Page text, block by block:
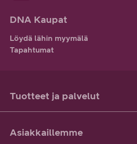
DNA Kaupat
Löydä lähin myymälä
Tapahtumat
Tuotteet ja palvelut
Asiakkaillemme